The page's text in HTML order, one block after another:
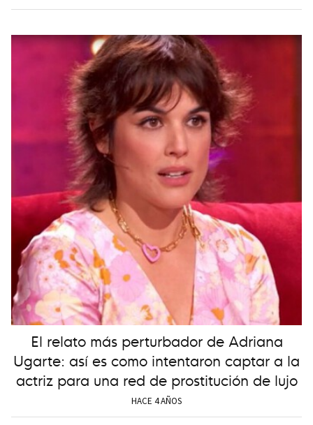
El relato más perturbador de Adriana
Ugarte: así es como intentaron captar a la
actriz para una red de prostitución de lujo
HACE 4 AÑOS